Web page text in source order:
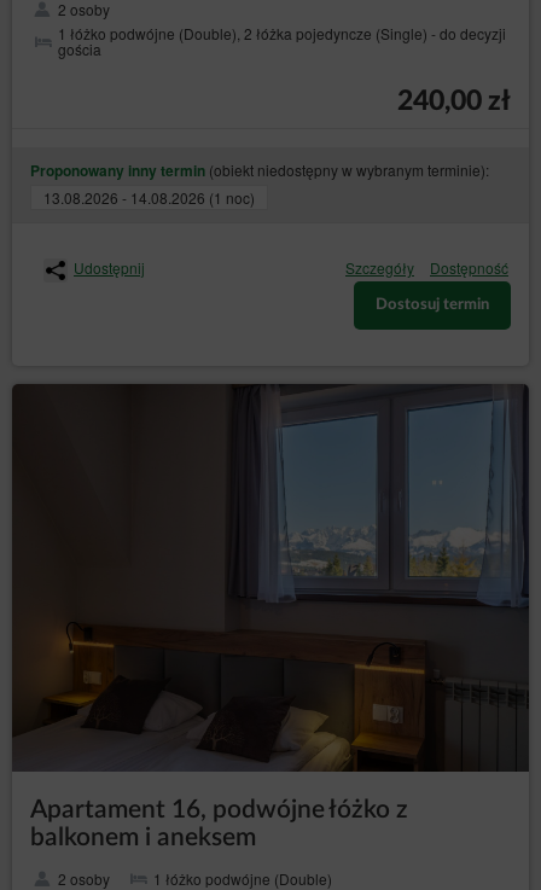
2 osoby
1 łóżko podwójne (Double), 2 łóżka pojedyncze (Single) - do decyzji
gościa
240,00 zł
Proponowany inny termin (obiekt niedostępny w wybranym terminie):
13.08.2026 - 14.08.2026 (1 noc)
Udostępnij Szczegóły Dostępność
Dostosuj termin
Apartament 16, podwójne łóżko z
balkonem i aneksem
2 osoby 1 łóżko podwójne (Double)